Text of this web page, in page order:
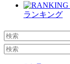
ランキング